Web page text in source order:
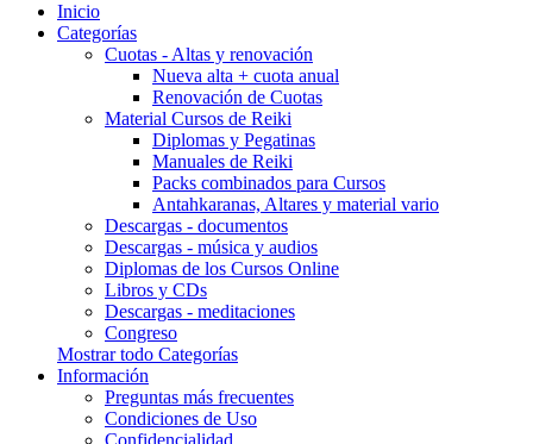
Inicio
Categorías
Cuotas - Altas y renovación
Nueva alta + cuota anual
Renovación de Cuotas
Material Cursos de Reiki
Diplomas y Pegatinas
Manuales de Reiki
Packs combinados para Cursos
Antahkaranas, Altares y material vario
Descargas - documentos
Descargas - música y audios
Diplomas de los Cursos Online
Libros y CDs
Descargas - meditaciones
Congreso
Mostrar todo Categorías
Información
Preguntas más frecuentes
Condiciones de Uso
Confidencialidad